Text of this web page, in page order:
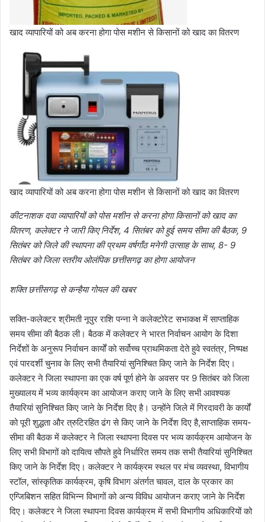
खाद व्यापारियों को अब करना होगा पोस मशीन से किसानों को खाद का वितरण
खाद व्यापारियों को अब करना होगा पोस मशीन से किसानों को खाद का वितरण
कीटनाशक दवा व्यापारियों को पोस मशीन से करना होगा किसानों को खाद का
वितरण, कलेक्टर ने जारी किए निर्देश, 4 सितंबर को हुई समय सीमा की बैठक, 9
सितंबर को जिले की स्थापना की प्रथम वर्षगाँठ मनेगी उत्साह के साथ, 8- 9
सितंबर को जिला स्तरीय ओलंपिक छत्तीसगढ़ का होगा आयोजन
शक्ति छत्तीसगढ़ से कन्हैया गोयल की खबर
सक्ति-कलेक्टर श्रीमती नूपुर राशि पन्ना ने कलेक्टोरेट सभाकक्ष में साप्ताहिक
समय सीमा की बैठक ली। बैठक में कलेक्टर ने भारत निर्वाचन आयोग के दिशा
निर्देशों के अनुरूप निर्वाचन कार्यों को सर्वोच्च प्राथमिकता देते हुवे स्वतंत्र, निष्पक्ष
एवं पारदर्शी चुनाव के लिए सभी तैयारियां सुनिश्चित किए जाने के निर्देश दिए।
कलेक्टर ने जिला स्थापना का एक वर्ष पूर्ण होने के अवसर पर 9 सितंबर को जिला
मुख्यालय में भव्य कार्यक्रम का आयोजन कराए जाने के लिए सभी आवश्यक
तैयारियां सुनिश्चित किए जाने के निर्देश दिए है। उन्होंने जिले में गिरदावरी के कार्यों
को पूरी शुद्धता और त्रुटिरहित ढंग से किए जाने के निर्देश दिए है,साप्ताहिक समय-
सीमा की बैठक में कलेक्टर ने जिला स्थापना दिवस पर भव्य कार्यक्रम आयोजन के
लिए सभी विभागों को दायित्व सौपते हुवे निर्धारित समय तक सभी तैयारियां सुनिश्चित
किए जाने के निर्देश दिए। कलेक्टर ने कार्यक्रम स्थल पर मंच व्यवस्था, विभागीय
स्टॉल, सांस्कृतिक कार्यक्रम, कृषि विभाग अंतर्गत चावल, दाल के प्रकार का
एग्जिबिशन सहित विभिन्न विभागों को अन्य विविध आयोजन कराए जाने के निर्देश
दिए। कलेक्टर ने जिला स्थापना दिवस कार्यक्रम में सभी विभागीय अधिकारियों को